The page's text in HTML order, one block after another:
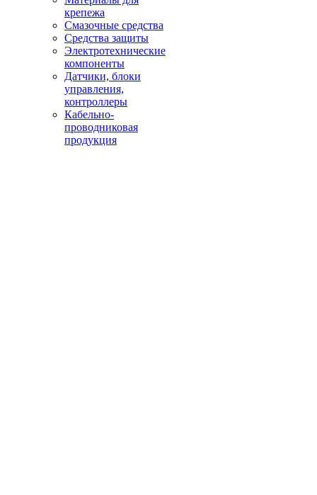
крепежа
Смазочные средства
Средства защиты
Электротехнические
компоненты
Датчики, блоки
управления,
контроллеры
Кабельно-
проводниковая
продукция